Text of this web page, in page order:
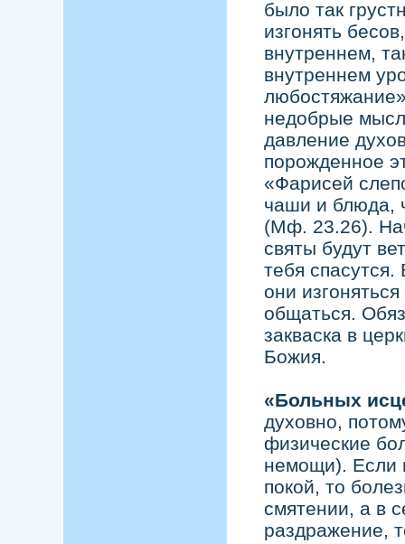
было так
изгонять
внутреннем,
внутреннем
недобрые
давление
порожденное
«Фарисей
чаши и блюда,
(Мф. 23.26).
святы будут
тебя
они
общаться.
закваска в
Божия.
«Больных
духовно,
физические
немощи). Если
покой, то
смятении, а в
раздражение,